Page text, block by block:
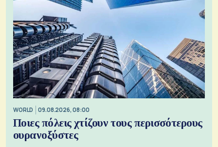
WORLD 09.08.2026, 08:00
Ποιες πόλεις χτίζουν τους περισσότερους
ουρανοξύστες